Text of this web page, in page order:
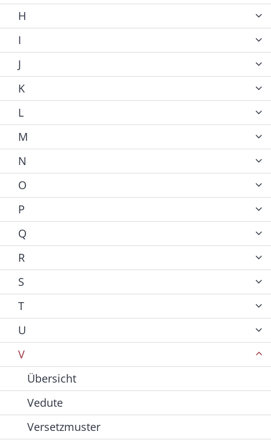
H
I
J
K
L
M
N
O
P
Q
R
S
T
U
V
Übersicht
Vedute
Versetzmuster